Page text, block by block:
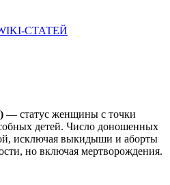
СТАТЕЙ
— статус женщины с точки
детей. Число доношенных
исключая выкидыши и аборты
но включая мертворождения.